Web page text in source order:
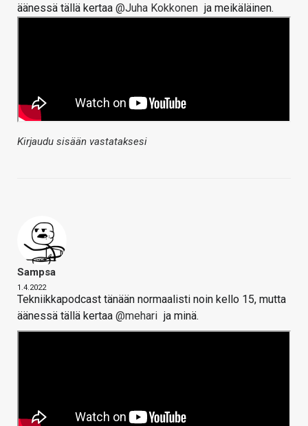
äänessä tällä kertaa @Juha Kokkonen ja meikäläinen.
Kirjaudu sisään vastataksesi
Sampsa
1.4.2022
Tekniikkapodcast tänään normaalisti noin kello 15, mutta
äänessä tällä kertaa @mehari ja minä.